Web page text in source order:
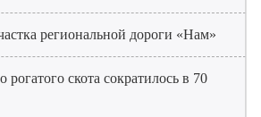
региональной дороги «Нам»
рогатого скота сократилось в 70